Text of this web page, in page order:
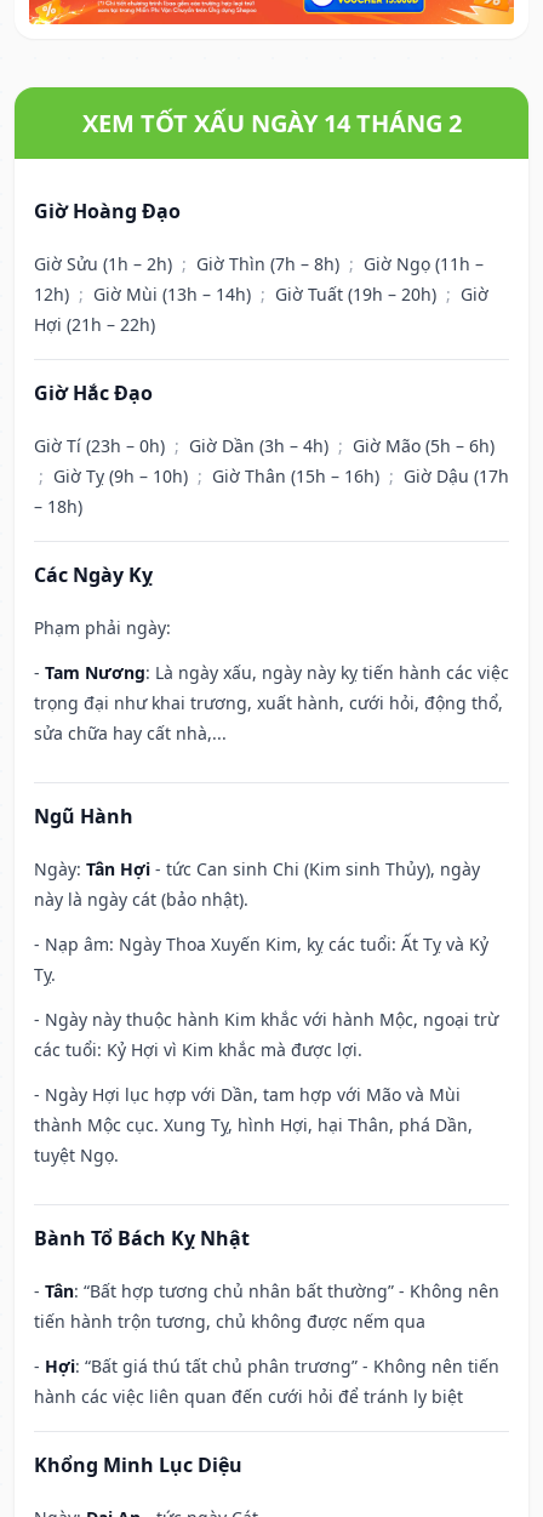
XEM TỐT XẤU NGÀY 14 THÁNG 2
Giờ Hoàng Đạo
Giờ Sửu (1h – 2h) ; Giờ Thìn (7h – 8h) ; Giờ Ngọ (11h –
12h) ; Giờ Mùi (13h – 14h) ; Giờ Tuất (19h – 20h) ; Giờ
Hợi (21h – 22h)
Giờ Hắc Đạo
Giờ Tí (23h – 0h) ; Giờ Dần (3h – 4h) ; Giờ Mão (5h – 6h)
; Giờ Tỵ (9h – 10h) ; Giờ Thân (15h – 16h) ; Giờ Dậu (17h
– 18h)
Các Ngày Kỵ
Phạm phải ngày:
- Tam Nương: Là ngày xấu, ngày này kỵ tiến hành các việc
trọng đại như khai trương, xuất hành, cưới hỏi, động thổ,
sửa chữa hay cất nhà,...
Ngũ Hành
Ngày: Tân Hợi - tức Can sinh Chi (Kim sinh Thủy), ngày
này là ngày cát (bảo nhật).
- Nạp âm: Ngày Thoa Xuyến Kim, kỵ các tuổi: Ất Tỵ và Kỷ
Tỵ.
- Ngày này thuộc hành Kim khắc với hành Mộc, ngoại trừ
các tuổi: Kỷ Hợi vì Kim khắc mà được lợi.
- Ngày Hợi lục hợp với Dần, tam hợp với Mão và Mùi
thành Mộc cục. Xung Tỵ, hình Hợi, hại Thân, phá Dần,
tuyệt Ngọ.
Bành Tổ Bách Kỵ Nhật
- Tân: “Bất hợp tương chủ nhân bất thường” - Không nên
tiến hành trộn tương, chủ không được nếm qua
- Hợi: “Bất giá thú tất chủ phân trương” - Không nên tiến
hành các việc liên quan đến cưới hỏi để tránh ly biệt
Khổng Minh Lục Diệu